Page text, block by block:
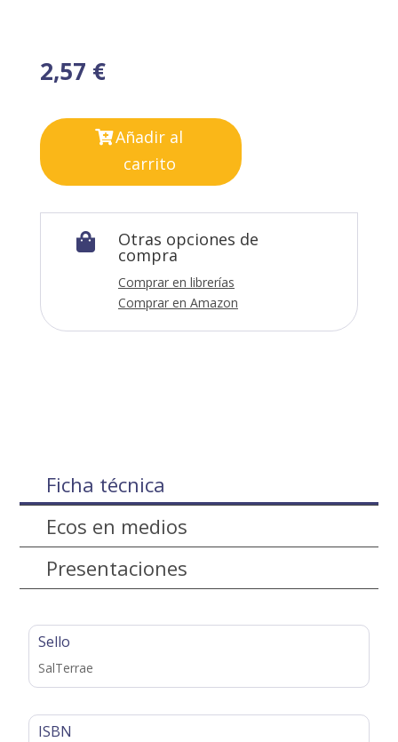
2,57 €
Añadir al
carrito
 Otras opciones de
compra
Comprar en librerías
Comprar en Amazon
Ficha técnica
Ecos en medios
Presentaciones
Sello
SalTerrae
ISBN